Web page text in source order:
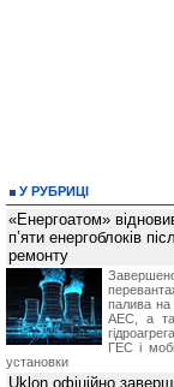
У РУБРИЦІ
«Енергоатом»
п’яти енергоблоків
ремонту
палива на
АЕС, а
ГЕС і
установки
Uklon офіційно